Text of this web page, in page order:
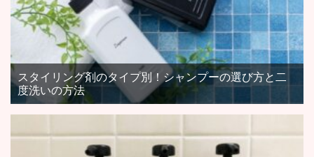
スタイリング剤のタイプ別！シャンプーの選び方と二
度洗いの方法